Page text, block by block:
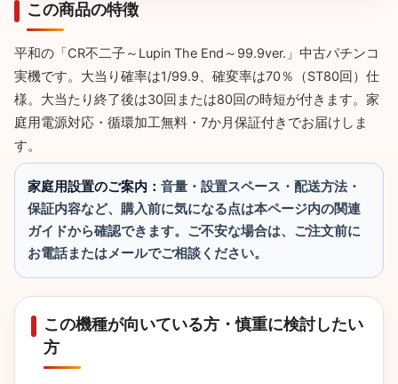
この商品の特徴
平和の「CR不二子～Lupin The End～99.9ver.」中古パチンコ
実機です。大当り確率は1/99.9、確変率は70％（ST80回）仕
様。大当たり終了後は30回または80回の時短が付きます。家
庭用電源対応・循環加工無料・7か月保証付きでお届けしま
す。
家庭用設置のご案内： 音量・設置スペース・配送方法・
保証内容など、購入前に気になる点は本ページ内の関連
ガイドから確認できます。ご不安な場合は、ご注文前に
お電話またはメールでご相談ください。
この機種が向いている方・慎重に検討したい
方